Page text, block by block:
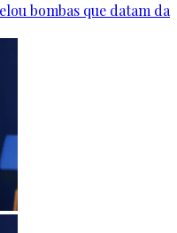
bombas que datam da